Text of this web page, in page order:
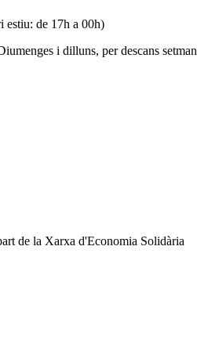
estiu: de 17h a 00h)
i dilluns, per descans
de la Xarxa d'Economia Solidària